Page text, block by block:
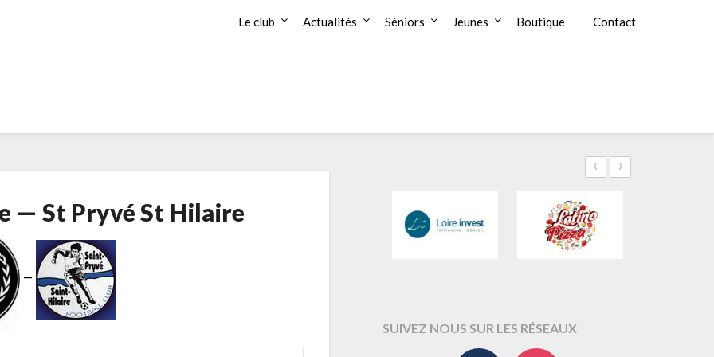
Le club Actualités Séniors Jeunes Boutique Contact
— St Pryvé St Hilaire
—
‹ ›
SUIVEZ NOUS SUR LES RÉSEAUX